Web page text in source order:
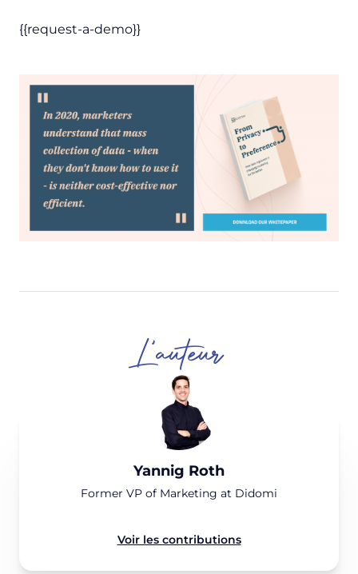
{{request-a-demo}}
L'auteur
Yannig Roth
Former VP of Marketing at Didomi
Voir les contributions